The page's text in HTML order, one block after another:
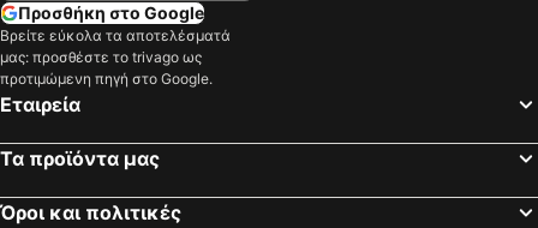
Προσθήκη στο Google
Βρείτε εύκολα τα αποτελέσματά
μας: προσθέστε το trivago ως
προτιμώμενη πηγή στο Google.
Εταιρεία
Τα προϊόντα μας
Όροι και πολιτικές